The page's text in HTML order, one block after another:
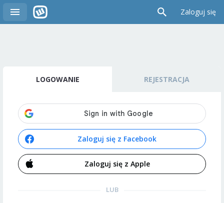
Zaloguj się
LOGOWANIE REJESTRACJA
Zaloguj się z Facebook
Zaloguj się z Apple
LUB